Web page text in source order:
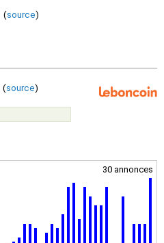
(source)
(source)
30 annonces